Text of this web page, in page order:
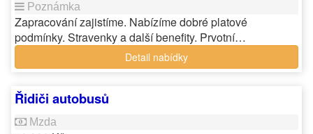
Zapracování zajistíme. Nabízíme dobré platové
podmínky. Stravenky a další benefity. Prvotní…
Detail nabídky
Řidiči autobusů